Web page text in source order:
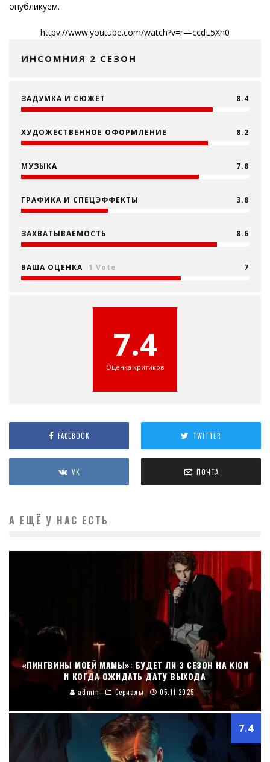
опубликуем.
httpv://www.youtube.com/watch?v=r—ccdL5Xh0
ИНСОМНИЯ 2 СЕЗОН
ЗАДУМКА И СЮЖЕТ 8.4
ХУДОЖЕСТВЕННОЕ ОФОРМЛЕНИЕ 8.2
МУЗЫКА 7.8
ГРАФИКА И СПЕЦЭФФЕКТЫ 3.8
ЗАХВАТЫВАЕМОСТЬ 8.6
ВАША ОЦЕНКА 1 Vote 7
7.4
Оценка критиков
FACEBOOK TWITTER
VK ПОЧТА
А ЕЩЁ У НАС ЕСТЬ
«ПИНГВИНЫ МОЕЙ МАМЫ»: БУДЕТ ЛИ 3 СЕЗОН НА KION
И КОГДА ОЖИДАТЬ ДАТУ ВЫХОДА
admin Сериалы 05.11.2025
7.4